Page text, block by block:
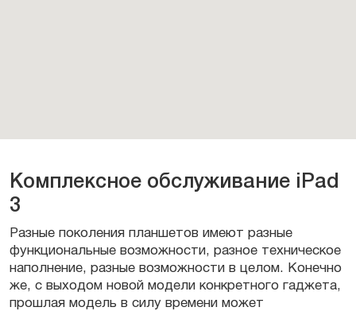
Комплексное обслуживание iPad
3
Разные поколения планшетов имеют разные
функциональные возможности, разное техническое
наполнение, разные возможности в целом. Конечно
же, с выходом новой модели конкретного гаджета,
прошлая модель в силу времени может